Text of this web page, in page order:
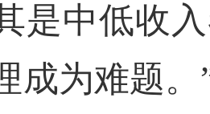
是中低收
成为难题